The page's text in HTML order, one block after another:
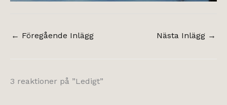
← Föregående Inlägg Nästa Inlägg →
3 reaktioner på ”Ledigt”